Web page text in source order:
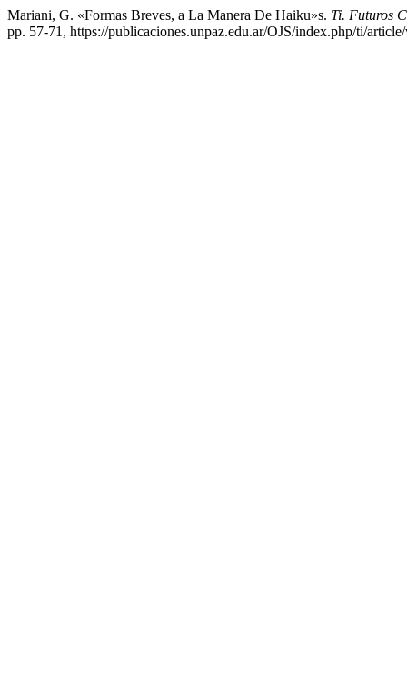
Mariani, G. «Formas Breves, a La Manera De Haiku»s. Ti. Futuros
pp. 57-71, https://publicaciones.unpaz.edu.ar/OJS/index.php/ti/